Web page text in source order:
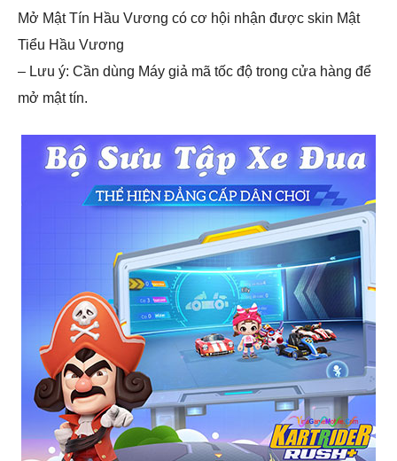
Mở Mật Tín Hầu Vương có cơ hội nhận được skin Mật
Tiểu Hầu Vương
– Lưu ý: Cần dùng Máy giả mã tốc độ trong cửa hàng để
mở mật tín.